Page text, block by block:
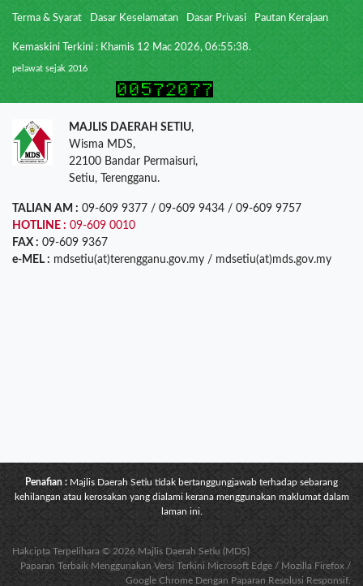
Terma & Syarat Dasar Keselamatan Dasar Privasi Pautan Kerajaan
Kemaskini Terkini : Khamis 12 Mac 2026, 06:55:38.
pelawat sejak 2016
MAJLIS DAERAH SETIU,
Wisma MDS,
22100 Bandar Permaisuri,
Setiu, Terengganu.
TALIAN AM : 09-609 9377 / 09-609 9434 / 09-609 9757
HOTLINE : 09-609 0010
FAX : 09-609 9367
e-MEL : mdsetiu(at)terengganu.gov.my / mdsetiu(at)mds.gov.my
Penafian : Majlis Daerah Setiu tidak bertanggungjawab terhadap sebarang
kehilangan atau kerosakan yang dialami kerana menggunakan maklumat dalam
laman ini.
Hakcipta Terpelihara © 2026 Majlis Daerah Setiu (MDS)
Paparan Terbaik Menggunakan Versi Terkini Microsoft Edge / Mozilla Firefox /
Google Chrome Dengan Paparan Resolusi Responsif.